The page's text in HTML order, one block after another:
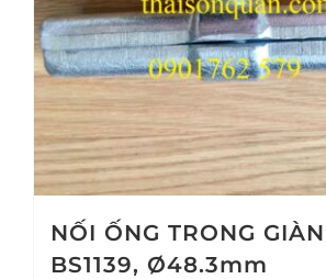
NỐI ỐNG TRONG
BS1139, Ø48.3mm